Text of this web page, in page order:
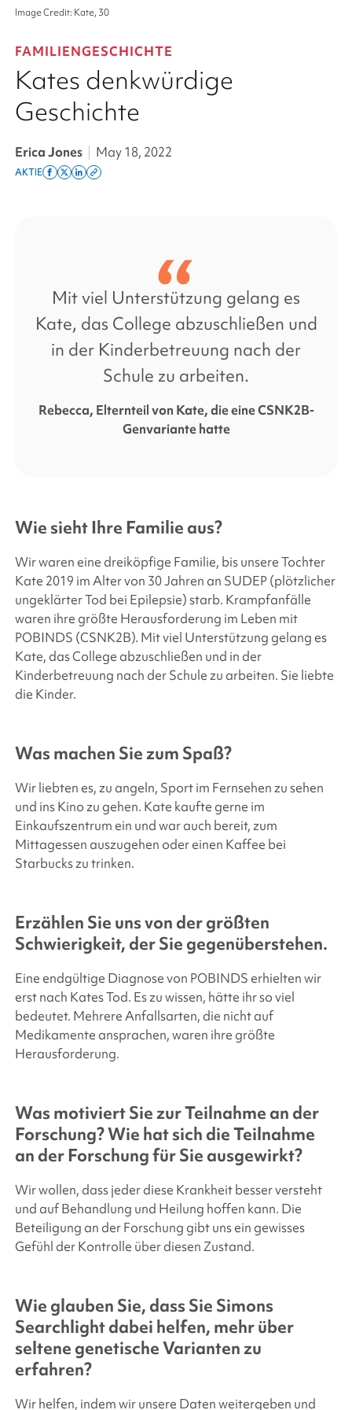
Image Credit: Kate, 30
FAMILIENGESCHICHTE
Kates denkwürdige
Geschichte
Erica Jones May 18, 2022
AKTIE
Share
Share
ShareCopy
Mit viel Unterstützung gelang es
Kate, das College abzuschließen und
in der Kinderbetreuung nach der
Schule zu arbeiten.
Rebecca, Elternteil von Kate, die eine CSNK2B-
Genvariante hatte
Wie sieht Ihre Familie aus?
Wir waren eine dreiköpfige Familie, bis unsere Tochter
Kate 2019 im Alter von 30 Jahren an SUDEP (plötzlicher
ungeklärter Tod bei Epilepsie) starb. Krampfanfälle
waren ihre größte Herausforderung im Leben mit
POBINDS (CSNK2B). Mit viel Unterstützung gelang es
Kate, das College abzuschließen und in der
Kinderbetreuung nach der Schule zu arbeiten. Sie liebte
die Kinder.
Was machen Sie zum Spaß?
Wir liebten es, zu angeln, Sport im Fernsehen zu sehen
und ins Kino zu gehen. Kate kaufte gerne im
Einkaufszentrum ein und war auch bereit, zum
Mittagessen auszugehen oder einen Kaffee bei
Starbucks zu trinken.
Erzählen Sie uns von der größten
Schwierigkeit, der Sie gegenüberstehen.
Eine endgültige Diagnose von POBINDS erhielten wir
erst nach Kates Tod. Es zu wissen, hätte ihr so viel
bedeutet. Mehrere Anfallsarten, die nicht auf
Medikamente ansprachen, waren ihre größte
Herausforderung.
Was motiviert Sie zur Teilnahme an der
Forschung? Wie hat sich die Teilnahme
an der Forschung für Sie ausgewirkt?
Wir wollen, dass jeder diese Krankheit besser versteht
und auf Behandlung und Heilung hoffen kann. Die
Beteiligung an der Forschung gibt uns ein gewisses
Gefühl der Kontrolle über diesen Zustand.
Wie glauben Sie, dass Sie Simons
Searchlightdabei helfen, mehr über
seltene genetische Varianten zu
erfahren?
Wir helfen, indem wir unsere Daten weitergeben und